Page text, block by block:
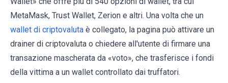
MetaMask, Trust Wallet, Zerion e altri. Una volta che un
wallet di criptovaluta è collegato, la pagina può attivare un
drainer di criptovaluta o chiedere all'utente di firmare una
transazione mascherata da «voto», che trasferisce i fondi
della vittima a un wallet controllato dai truffatori.